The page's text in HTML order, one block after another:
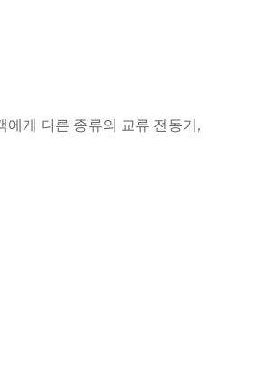
에게 다른 종류의 교류 전동기,